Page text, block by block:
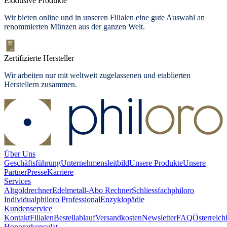
Wir bieten online und in unseren Filialen eine gute Auswahl an
renommierten Münzen aus der ganzen Welt.
Zertifizierte Hersteller
Wir arbeiten nur mit weltweit zugelassenen und etablierten
Herstellern zusammen.
Über Uns
GeschäftsführungUnternehmensleitbildUnsere ProdukteUnsere
PartnerPresseKarriere
Services
AltgoldrechnerEdelmetall-Abo RechnerSchliessfachphiloro
Individualphiloro ProfessionalEnzyklopädie
Kundenservice
KontaktFilialenBestellablaufVersandkostenNewsletterFAQ